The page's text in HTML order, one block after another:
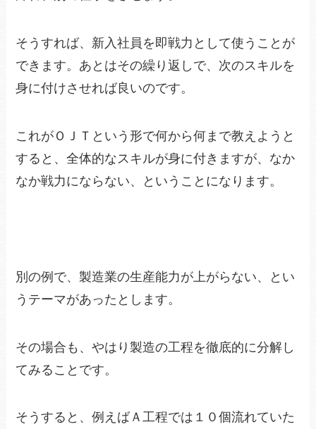
そうすれば、新入社員を即戦力として使うことが
できます。あとはその繰り返しで、次のスキルを
身に付けさせれば良いのです。
これがＯＪＴという形で何から何まで教えようと
すると、全体的なスキルが身に付きますが、なか
なか戦力にならない、ということになります。
別の例で、製造業の生産能力が上がらない、とい
うテーマがあったとします。
その場合も、やはり製造の工程を徹底的に分解し
てみることです。
そうすると、例えばＡ工程では１０個流れていた